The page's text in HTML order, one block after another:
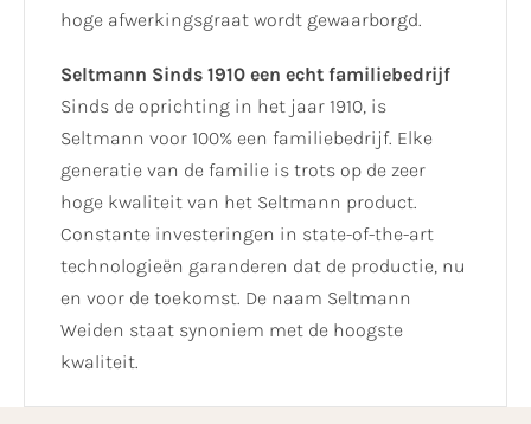
hoge afwerkingsgraat wordt gewaarborgd.
Seltmann Sinds 1910 een echt familiebedrijf
Sinds de oprichting in het jaar 1910, is
Seltmann voor 100% een familiebedrijf. Elke
generatie van de familie is trots op de zeer
hoge kwaliteit van het Seltmann product.
Constante investeringen in state-of-the-art
technologieën garanderen dat de productie, nu
en voor de toekomst. De naam Seltmann
Weiden staat synoniem met de hoogste
kwaliteit.